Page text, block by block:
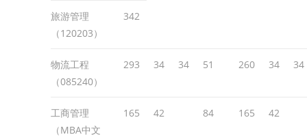
旅游管理
（120203）
342
物流工程
（085240）
293 34 34 51 260 34 34
工商管理
（MBA中文
165 42 84 165 42